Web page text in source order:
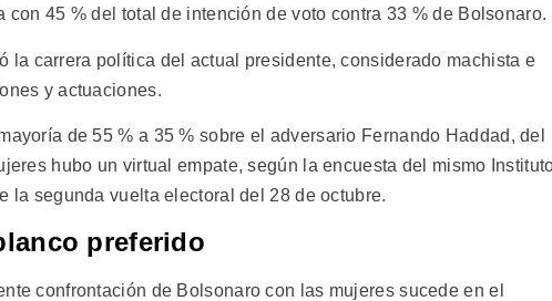
45 % del total de intención de voto contra 33 % de Bolsonaro.
la carrera política del actual presidente, considerado machista e
y actuaciones.
de 55 % a 35 % sobre el adversario Fernando Haddad, del
hubo un virtual empate, según la encuesta del mismo
la segunda vuelta electoral del 28 de octubre.
preferido
confrontación de Bolsonaro con las mujeres sucede en el